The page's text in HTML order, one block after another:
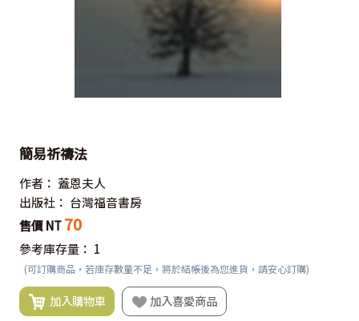
簡易祈禱法
作者： 蓋恩夫人
出版社： 台灣福音書房
售價 NT 70
參考庫存量： 1
(可訂購商品，若庫存數量不足，將於結帳後為您進貨，請安心訂購)
加入購物車 加入喜愛商品